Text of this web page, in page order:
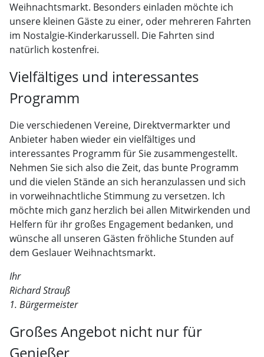
Weihnachtsmarkt. Besonders einladen möchte ich
unsere kleinen Gäste zu einer, oder mehreren Fahrten
im Nostalgie-Kinderkarussell. Die Fahrten sind
natürlich kostenfrei.
Vielfältiges und interessantes
Programm
Die verschiedenen Vereine, Direktvermarkter und
Anbieter haben wieder ein vielfältiges und
interessantes Programm für Sie zusammengestellt.
Nehmen Sie sich also die Zeit, das bunte Programm
und die vielen Stände an sich heranzulassen und sich
in vorweihnachtliche Stimmung zu versetzen. Ich
möchte mich ganz herzlich bei allen Mitwirkenden und
Helfern für ihr großes Engagement bedanken, und
wünsche all unseren Gästen fröhliche Stunden auf
dem Geslauer Weihnachtsmarkt.
Ihr
Richard Strauß
1. Bürgermeister
Großes Angebot nicht nur für
Genießer